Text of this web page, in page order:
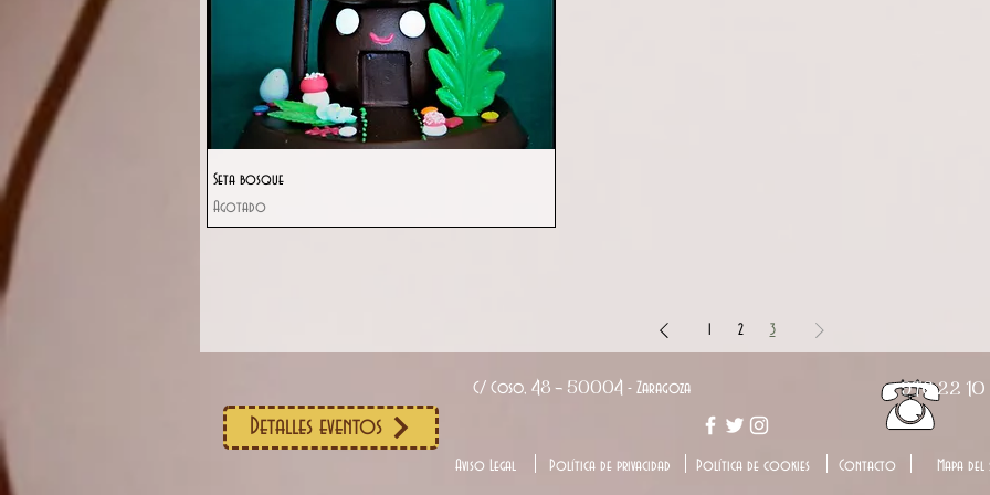
Seta bosque
Agotado
2 3
Detalles eventos
C/ Coso, 48 - 50004 - Zaragoza
976 22 10
Aviso Legal Política de privacidad Política de cookies Contacto Mapa